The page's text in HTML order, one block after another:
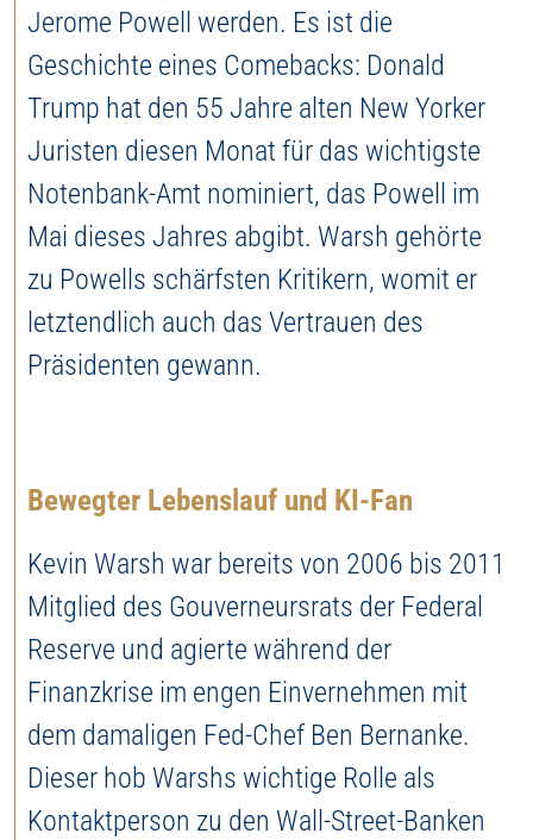
Jerome Powell werden. Es ist die
Geschichte eines Comebacks: Donald
Trump hat den 55 Jahre alten New Yorker
Juristen diesen Monat für das wichtigste
Notenbank-Amt nominiert, das Powell im
Mai dieses Jahres abgibt. Warsh gehörte
zu Powells schärfsten Kritikern, womit er
letztendlich auch das Vertrauen des
Präsidenten gewann.
Bewegter Lebenslauf und KI-Fan
Kevin Warsh war bereits von 2006 bis 2011
Mitglied des Gouverneursrats der Federal
Reserve und agierte während der
Finanzkrise im engen Einvernehmen mit
dem damaligen Fed-Chef Ben Bernanke.
Dieser hob Warshs wichtige Rolle als
Kontaktperson zu den Wall-Street-Banken